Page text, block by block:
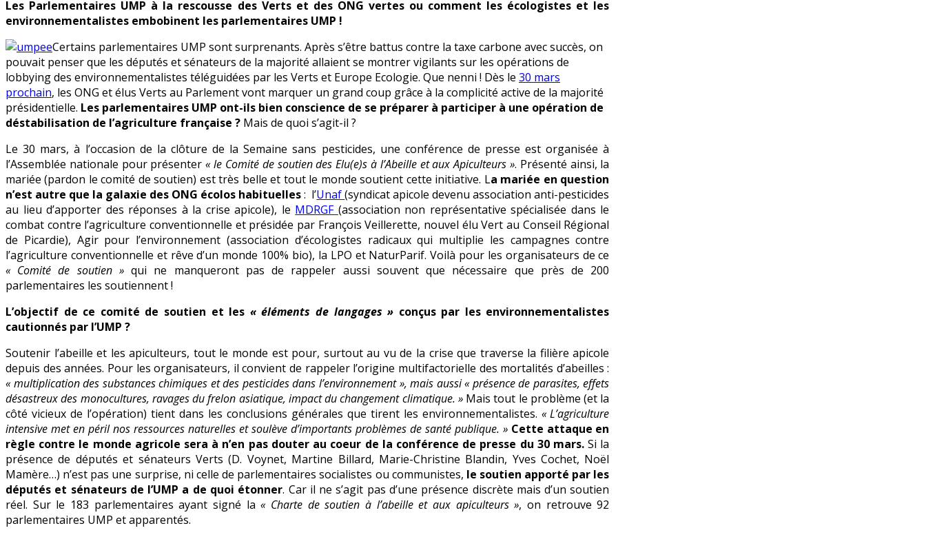
vers
un
faux
pas
des
parlementaires
UMP
?
Les Parlementaires UMP à la rescousse des Verts et des ONG vertes ou comment les écologistes et les
environnementalistes embobinent les parlementaires UMP !
Certains parlementaires UMP sont surprenants. Après s’être battus contre la taxe carbone avec succès, on
pouvait penser que les députés et sénateurs de la majorité allaient se montrer vigilants sur les opérations de
lobbying des environnementalistes téléguidées par les Verts et Europe Ecologie. Que nenni ! Dès le 30 mars
prochain, les ONG et élus Verts au Parlement vont marquer un grand coup grâce à la complicité active de la majorité
présidentielle. Les parlementaires UMP ont-ils bien conscience de se préparer à participer à une opération de
déstabilisation de l’agriculture française ? Mais de quoi s’agit-il ?
Le 30 mars, à l’occasion de la clôture de la Semaine sans pesticides, une conférence de presse est organisée à
l’Assemblée nationale pour présenter« le Comité de soutien des Elu(e)s à l’Abeille et aux Apiculteurs ». Présenté ainsi, la
mariée (pardon le comité de soutien) est très belle et tout le monde soutient cette initiative. La mariée en question
n’est autre que la galaxie des ONG écolos habituelles: l’Unaf(syndicat apicole devenu association anti-pesticides
au lieu d’apporter des réponses à la crise apicole), le MDRGF (association non représentative spécialisée dans le
combat contre l’agriculture conventionnelle et présidée par François Veillerette, nouvel élu Vert au Conseil Régional
de Picardie), Agir pour l’environnement (association d’écologistes radicaux qui multiplie les campagnes contre
l’agriculture conventionnelle et rêve d’un monde 100% bio), la LPO et NaturParif. Voilà pour les organisateurs de ce
« Comité de soutien » qui ne manqueront pas de rappeler aussi souvent que nécessaire que près de 200
parlementaires les soutiennent !
L’objectif de ce comité de soutien et les « éléments de langages » conçus par les environnementalistes
cautionnés par l’UMP ?
Soutenir l’abeille et les apiculteurs, tout le monde est pour, surtout au vu de la crise que traverse la filière apicole
depuis des années. Pour les organisateurs, il convient de rappeler l’origine multifactorielle des mortalités d’abeilles :
« multiplication des substances chimiques et des pesticides dans l’environnement », mais aussi « présence de parasites, effets
désastreux des monocultures, ravages du frelon asiatique, impact du changement climatique. » Mais tout le problème (et la
côté vicieux de l’opération) tient dans les conclusions générales que tirent les environnementalistes. « L’agriculture
intensive met en péril nos ressources naturelles et soulève d’importants problèmes de santé publique. » Cette attaque en
règle contre le monde agricole sera à n’en pas douter au coeur de la conférence de presse du 30 mars. Si la
présence de députés et sénateurs Verts (D. Voynet, Martine Billard, Marie-Christine Blandin, Yves Cochet, Noël
Mamère…) n’est pas une surprise, ni celle de parlementaires socialistes ou communistes, le soutien apporté par les
députés et sénateurs de l’UMP a de quoi étonner. Car il ne s’agit pas d’une présence discrète mais d’un soutien
réel. Sur le 183 parlementaires ayant signé la« Charte de soutien à l’abeille et aux apiculteurs », on retrouve 92
parlementaires UMP et apparentés.